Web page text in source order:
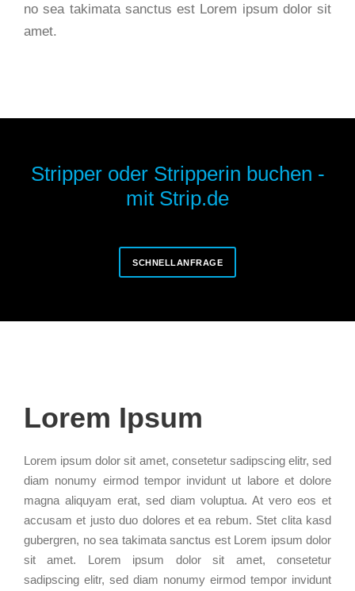
no sea takimata sanctus est Lorem ipsum dolor sit
amet.
Stripper oder Stripperin buchen -
mit Strip.de
SCHNELLANFRAGE
Lorem Ipsum
Lorem ipsum dolor sit amet, consetetur sadipscing elitr, sed
diam nonumy eirmod tempor invidunt ut labore et dolore
magna aliquyam erat, sed diam voluptua. At vero eos et
accusam et justo duo dolores et ea rebum. Stet clita kasd
gubergren, no sea takimata sanctus est Lorem ipsum dolor
sit amet. Lorem ipsum dolor sit amet, consetetur
sadipscing elitr, sed diam nonumy eirmod tempor invidunt